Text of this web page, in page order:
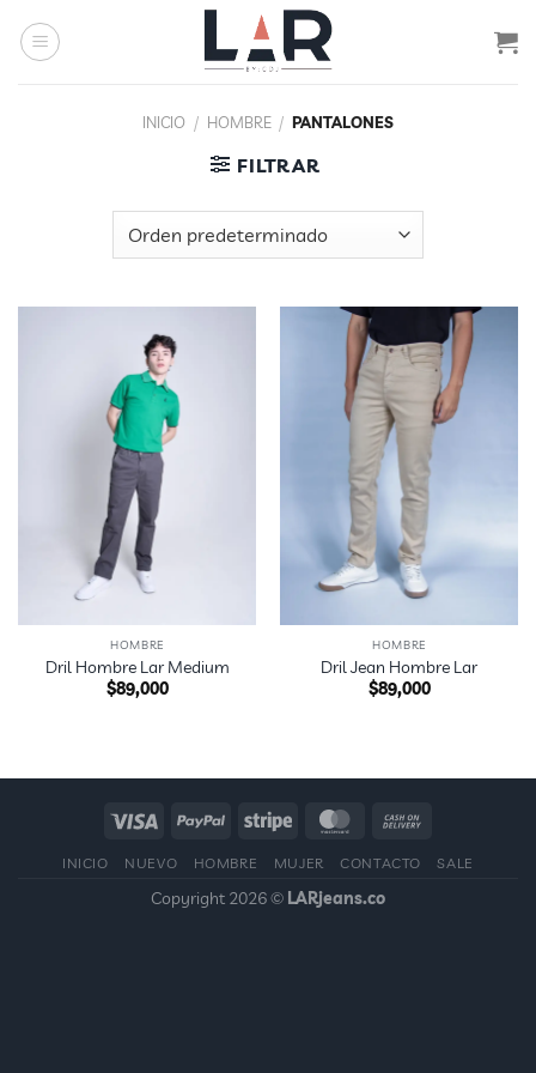
INICIO / HOMBRE / PANTALONES
FILTRAR
HOMBRE
Dril Hombre Lar Medium
$89,000
HOMBRE
Dril Jean Hombre Lar
$89,000
INICIO NUEVO HOMBRE MUJER CONTACTO SALE
Copyright 2026 © LARjeans.co